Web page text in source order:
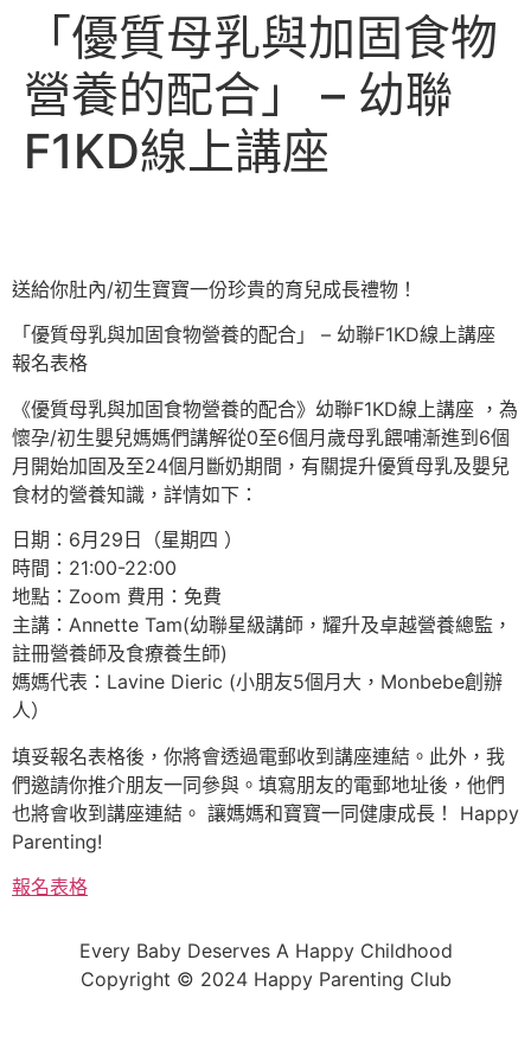
「優質母乳與加固食物
營養的配合」 – 幼聯
F1KD線上講座
送給你肚內/初生寶寶一份珍貴的育兒成長禮物！
「優質母乳與加固食物營養的配合」 – 幼聯F1KD線上講座
報名表格
《優質母乳與加固食物營養的配合》幼聯F1KD線上講座 ，為
懷孕/初生嬰兒媽媽們講解從0至6個月歲母乳餵哺漸進到6個
月開始加固及至24個月斷奶期間，有關提升優質母乳及嬰兒
食材的營養知識，詳情如下：
日期：6月29日（星期四 ）
時間：21:00-22:00
地點：Zoom 費用：免費
主講：Annette Tam(幼聯星級講師，耀升及卓越營養總監，
註冊營養師及食療養生師)
媽媽代表：Lavine Dieric (小朋友5個月大，Monbebe創辦
人）
填妥報名表格後，你將會透過電郵收到講座連結。此外，我
們邀請你推介朋友一同參與。填寫朋友的電郵地址後，他們
也將會收到講座連結。 讓媽媽和寶寶一同健康成長！ Happy
Parenting!
報名表格
Every Baby Deserves A Happy Childhood
Copyright © 2024 Happy Parenting Club